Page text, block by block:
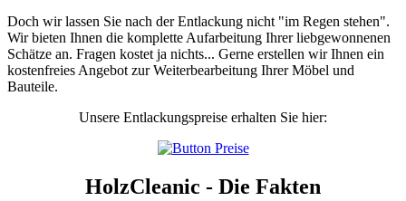
Doch wir lassen Sie nach der Entlackung nicht "im Regen stehen".
Wir bieten Ihnen die komplette Aufarbeitung Ihrer liebgewonnenen
Schätze an. Fragen kostet ja nichts... Gerne erstellen wir Ihnen ein
kostenfreies Angebot zur Weiterbearbeitung Ihrer Möbel und
Bauteile.
Unsere Entlackungspreise erhalten Sie hier:
HolzCleanic - Die Fakten